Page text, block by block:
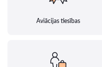
Aviācijas tiesības